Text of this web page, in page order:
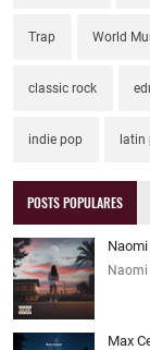
Trap World
classic rock
indie pop latin
POSTS POPULARES
Max